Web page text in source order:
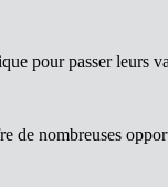
pour passer leurs
de nombreuses